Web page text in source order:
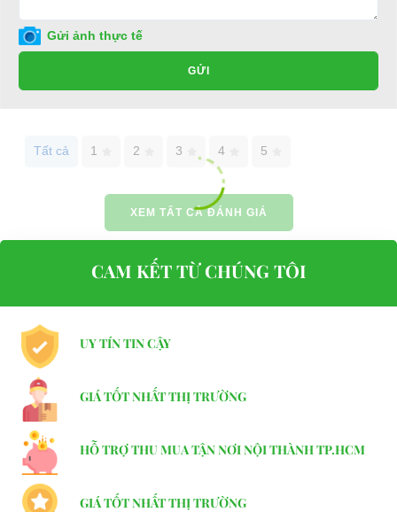
Website: phutungxegolf.com
Gửi ảnh thực tế
GỬI
Tất cả 1 2 3 4 5
XEM TẤT CẢ ĐÁNH GIÁ
CAM KẾT TỪ CHÚNG TÔI
UY TÍN TIN CẬY
GIÁ TỐT NHẤT THỊ TRƯỜNG
HỖ TRỢ THU MUA TẬN NƠI NỘI THÀNH TP.HCM
GIÁ TỐT NHẤT THỊ TRƯỜNG